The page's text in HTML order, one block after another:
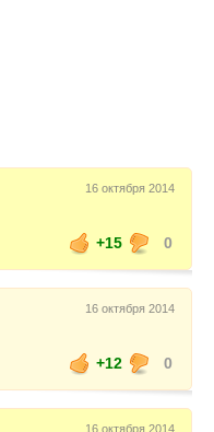
16 октября 2014
+15
0
16 октября 2014
+12
0
16 октября 2014